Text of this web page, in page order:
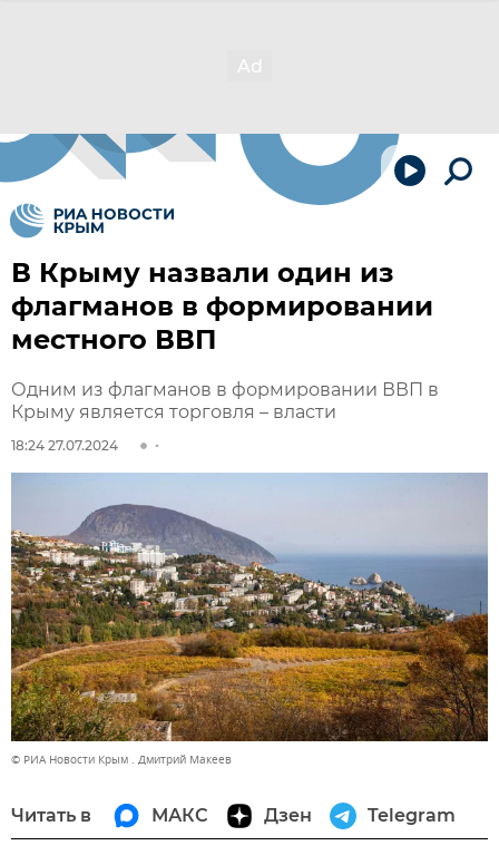
В Крыму назвали один из
флагманов в формировании
местного ВВП
Одним из флагманов в формировании ВВП в
Крыму является торговля – власти
18:24 27.07.2024
© РИА Новости Крым . Дмитрий Макеев
Читать в МАКС Дзен Telegram